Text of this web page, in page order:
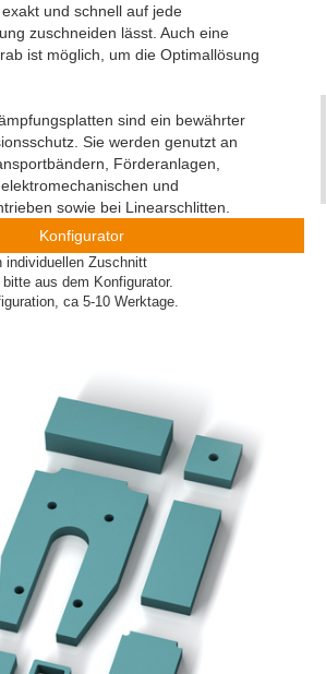
und schnell auf jede
zuschneiden lässt. Auch eine
ist möglich, um die Optimallösung
sind ein bewährter
Sie werden genutzt an
Förderanlagen,
und
sowie bei Linearschlitten.
Konfigurator
individuellen Zuschnitt
aus dem Konfigurator.
ca 5-10 Werktage.